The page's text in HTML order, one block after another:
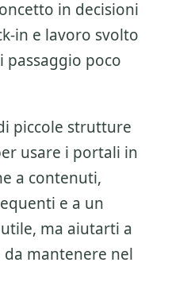
in decisioni
in e lavoro svolto
passaggio poco
piccole strutture
usare i portali in
a contenuti,
e a un
ma aiutarti a
mantenere nel